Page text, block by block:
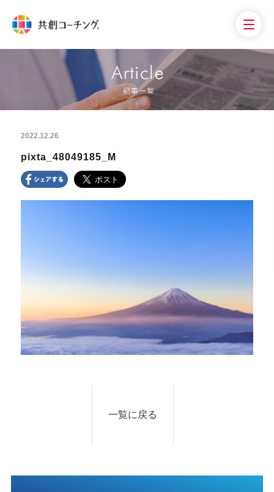
2022.12.26
pixta_48049185_M
一覧に戻る